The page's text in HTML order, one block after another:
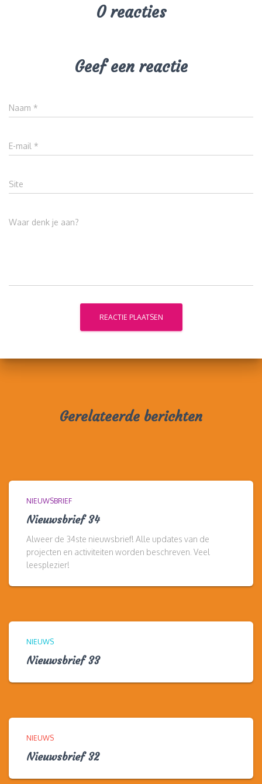
0 reacties
Geef een reactie
Naam *
E-mail *
Site
Waar denk je aan?
Gerelateerde berichten
NIEUWSBRIEF
Nieuwsbrief 34
Alweer de 34ste nieuwsbrief! Alle updates van de
projecten en activiteiten worden beschreven. Veel
leesplezier!
NIEUWS
Nieuwsbrief 33
NIEUWS
Nieuwsbrief 32